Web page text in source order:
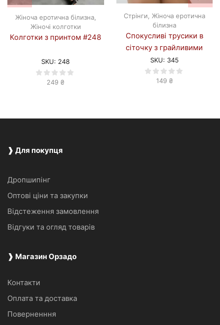
Жіноча еротична білизна,
Жіночі колготки
Колготки з принтом #248
SKU: 248
249₴
Стрінги
Жіноча еротична
білизна
Спокусливі трусики в
сіточку з грайливими
написами #345
SKU: 345
149 ₴
❱ Для покупця
Дропшипінг
Оптові ціни та закупки
Відстеження замовлення
Відгуки та огляд товарів
❱ Магазин Орзадо
Контакти
Оплата та доставка
Поверненння